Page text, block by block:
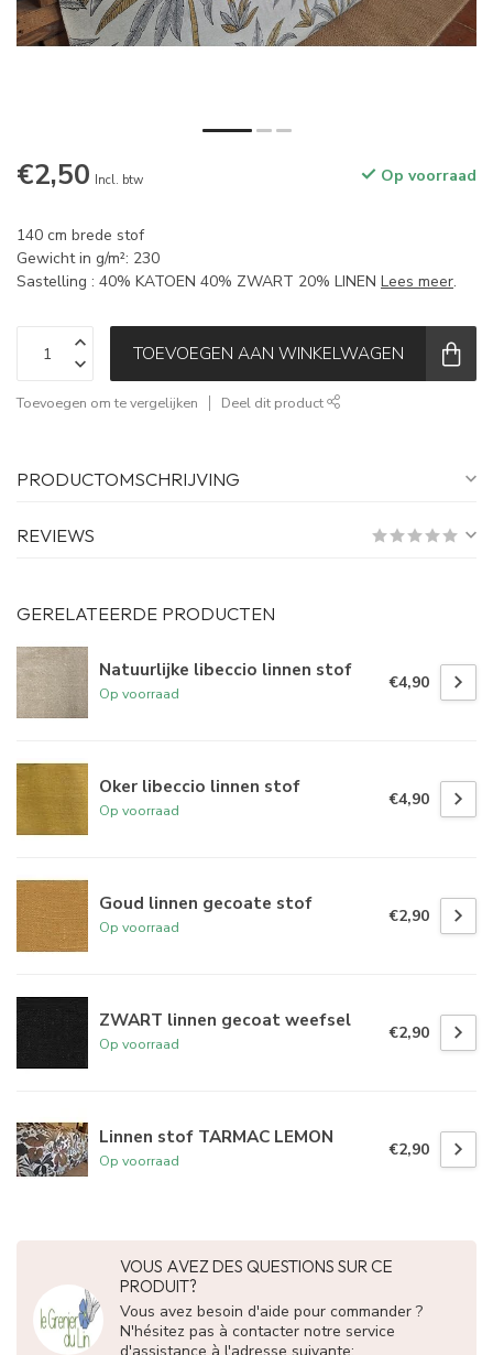
€2,50 Incl. btw Op voorraad
140 cm brede stof
Gewicht in g/m²: 230
Sastelling : 40% KATOEN 40% ZWART 20% LINEN Lees meer.
TOEVOEGEN AAN WINKELWAGEN
Toevoegen om te vergelijken Deel dit product
PRODUCTOMSCHRIJVING
REVIEWS
GERELATEERDE PRODUCTEN
Natuurlijke libeccio linnen stof
Op voorraad
€4,90
Oker libeccio linnen stof
Op voorraad
€4,90
Goud linnen gecoate stof
Op voorraad
€2,90
ZWART linnen gecoat weefsel
Op voorraad
€2,90
Linnen stof TARMAC LEMON
Op voorraad
€2,90
VOUS AVEZ DES QUESTIONS SUR CE
PRODUIT?
Vous avez besoin d'aide pour commander ?
N'hésitez pas à contacter notre service